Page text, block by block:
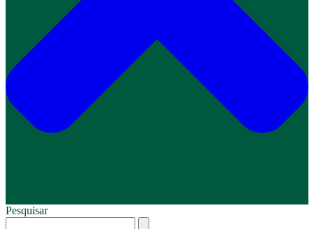
Pesquisar